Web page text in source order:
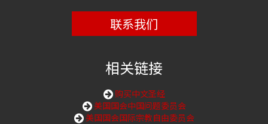
联系我们
相关链接
购买中文圣经
美国国会中国问题委员会
美国国会国际宗教自由委员会